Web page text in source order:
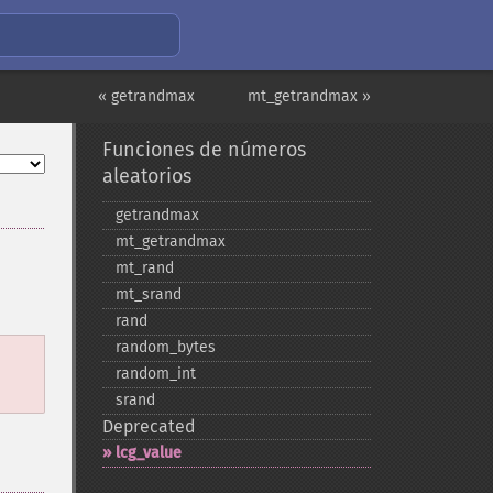
mt_getrandmax »
« getrandmax
Funciones de números
aleatorios
getrandmax
mt_​getrandmax
mt_​rand
mt_​srand
rand
random_​bytes
random_​int
srand
Deprecated
lcg_​value